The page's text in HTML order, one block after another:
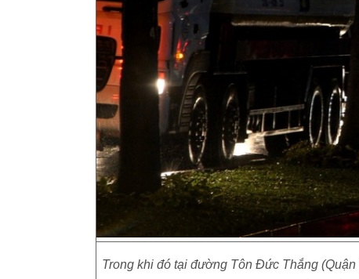
Trong khi đó tại đường Tôn Đức Thắng